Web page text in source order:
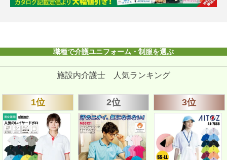
職種で介護ユニフォーム・制服を選ぶ
施設内介護士 人気ランキング
1位 2位 3位